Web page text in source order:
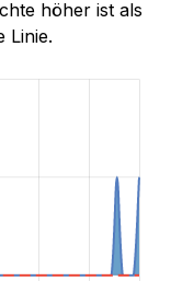
höher ist als
Linie.